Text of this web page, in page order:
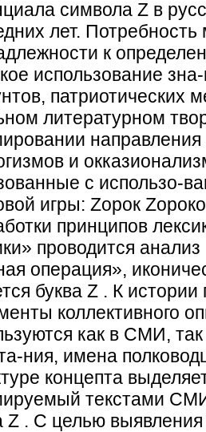
символа Z в
лет.
к
использование
патриотических
литературном
и
с использо-
игры: Zорок
принципов
проводится
операция»,
буква Z . К
коллективного
как в СМИ,
ния, имена
концепта
текстами
Z . С целью